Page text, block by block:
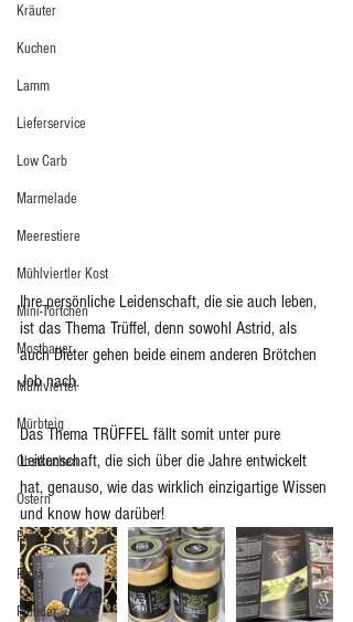
Kräuter
Kuchen
Lamm
Lieferservice
Low Carb
Marmelade
Meerestiere
Mühlviertler Kost
Mini-Törtchen
Mostbauer
Mühlviertel
Mürbteig
Obstkuchen
Ostern
Pasta
Pizza
Plunder
Ihre persönliche Leidenschaft, die sie auch leben,
ist das Thema Trüffel, denn sowohl Astrid, als
auch Dieter gehen beide einem anderen Brötchen
Job nach.
Das Thema TRÜFFEL fällt somit unter pure
Leidenschaft, die sich über die Jahre entwickelt
hat, genauso, wie das wirklich einzigartige Wissen
und know how darüber!